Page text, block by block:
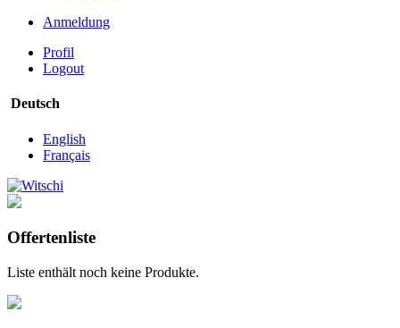
Anmeldung
Profil
Logout
Deutsch
English
Français
Offertenliste
Liste enthält noch keine Produkte.